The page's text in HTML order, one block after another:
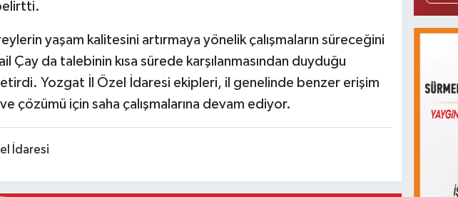
yaşam kalitesini artırmaya yönelik çalışmaların süreceğini
Çay da talebinin kısa sürede karşılanmasından duyduğu
Yozgat İl Özel İdaresi ekipleri, il genelinde benzer erişim
çözümü için saha çalışmalarına devam ediyor.
İdaresi